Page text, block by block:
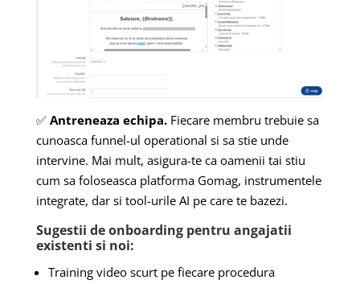
✅ Antreneaza echipa.Fiecare membru trebuie sa
cunoasca funnel-ul operational si sa stie unde
intervine. Mai mult, asigura-te ca oamenii tai stiu
cum sa foloseasca platforma Gomag, instrumentele
integrate, dar si tool-urile AI pe care te bazezi.
Sugestii de onboarding pentru angajatii
existenti si noi:
Training video scurt pe fiecare procedura